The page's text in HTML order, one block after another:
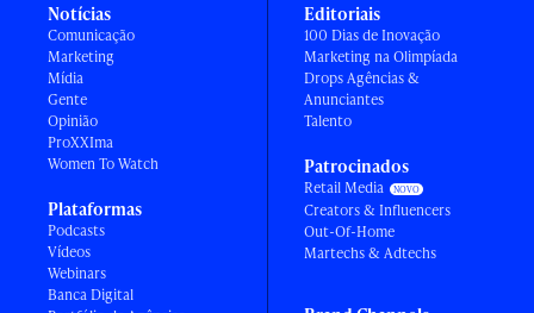
Notícias
Comunicação
Marketing
Mídia
Gente
Opinião
ProXXIma
Women To Watch
Plataformas
Podcasts
Vídeos
Webinars
Banca Digital
Editoriais
100 Dias de Inovação
Marketing na Olimpíada
Drops Agências &
Anunciantes
Talento
Patrocinados
Retail Media
Creators & Influencers
Out-Of-Home
Martechs & Adtechs